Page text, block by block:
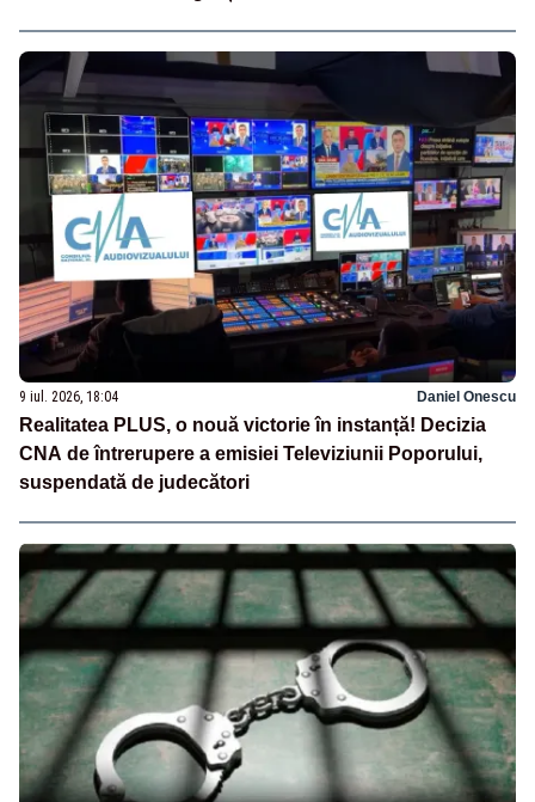
9 iul. 2026, 18:04 Daniel Onescu
Realitatea PLUS, o nouă victorie în instanță! Decizia
CNA de întrerupere a emisiei Televiziunii Poporului,
suspendată de judecători